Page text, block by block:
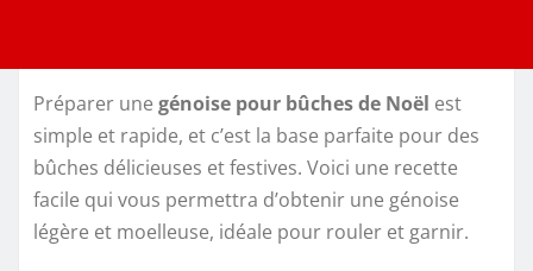
Préparer une génoise pour bûches de Noël est
simple et rapide, et c’est la base parfaite pour des
bûches délicieuses et festives. Voici une recette
facile qui vous permettra d’obtenir une génoise
légère et moelleuse, idéale pour rouler et garnir.